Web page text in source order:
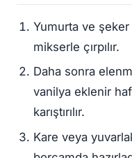
Yumurta ve
mikserle çırpılır.
Daha sonra
vanilya eklenir
karıştırılır.
Kare veya